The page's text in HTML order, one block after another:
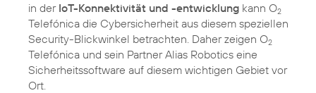
in der IoT-Konnektivität und -entwicklung kann O2
Telefónica die Cybersicherheit aus diesem speziellen
Security-Blickwinkel betrachten. Daher zeigen O2
Telefónica und sein Partner Alias Robotics eine
Sicherheitssoftware auf diesem wichtigen Gebiet vor
Ort.